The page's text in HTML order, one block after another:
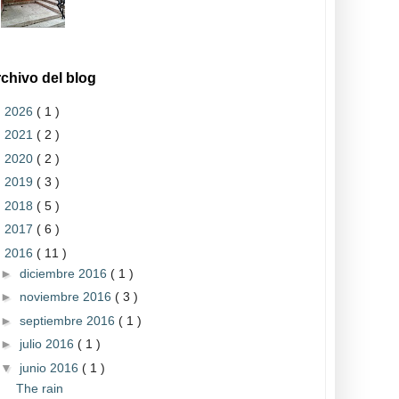
del blog
2026 ( 1 )
2021 ( 2 )
2020 ( 2 )
2019 ( 3 )
2018 ( 5 )
2017 ( 6 )
2016 ( 11 )
► diciembre 2016 ( 1 )
► noviembre 2016 ( 3 )
► septiembre 2016 ( 1 )
► julio 2016 ( 1 )
▼ junio 2016 ( 1 )
The rain